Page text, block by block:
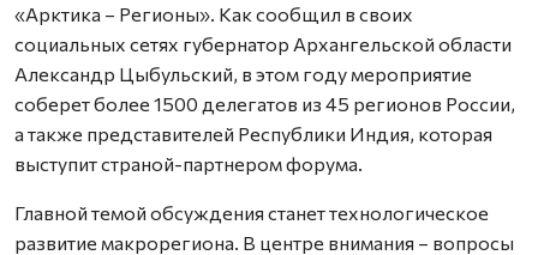
«Арктика – Регионы». Как сообщил в своих
социальных сетях губернатор Архангельской области
Александр Цыбульский, в этом году мероприятие
соберет более 1500 делегатов из 45 регионов России,
а также представителей Республики Индия, которая
выступит страной-партнером форума.
Главной темой обсуждения станет технологическое
развитие макрорегиона. В центре внимания – вопросы